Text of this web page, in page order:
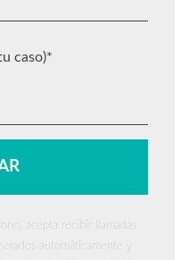
acepta recibir llamadas
automáticamente y